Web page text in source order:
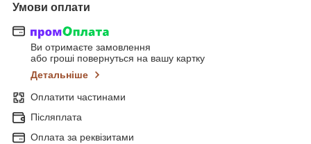
Умови оплати
Ви отримаєте замовлення
або гроші повернуться на вашу картку
Детальніше
Оплатити частинами
Післяплата
Оплата за реквізитами